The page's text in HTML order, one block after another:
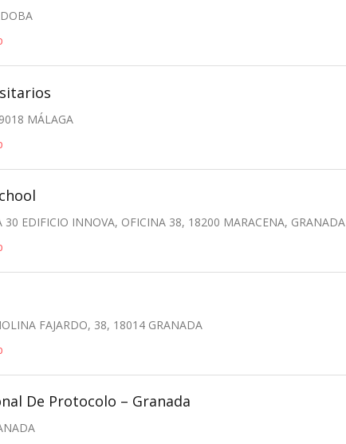
MÁLAGA
30 EDIFICIO INNOVA, OFICINA 38, 18200 MARACENA, GRANADA
FAJARDO, 38, 18014 GRANADA
De Protocolo – Granada